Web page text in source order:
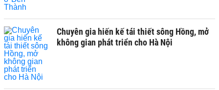
Chuyên gia hiến kế tái thiết sông Hồng, mở
không gian phát triển cho Hà Nội